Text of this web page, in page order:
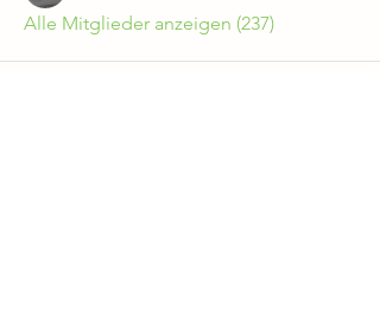
Alle Mitglieder anzeigen (237)